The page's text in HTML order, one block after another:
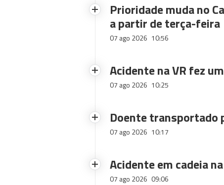
Prioridade muda no
a partir de terça-feira
07 ago 2026 10:56
Acidente na VR fez
07 ago 2026 10:25
Doente transportado
07 ago 2026 10:17
Acidente em cadeia
07 ago 2026 09:06